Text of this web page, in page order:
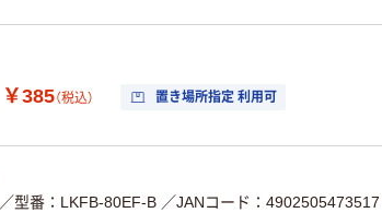
￥385（税込） 置き場所指定 利用可
／型番：LKFB-80EF-B ／JANコード：4902505473517